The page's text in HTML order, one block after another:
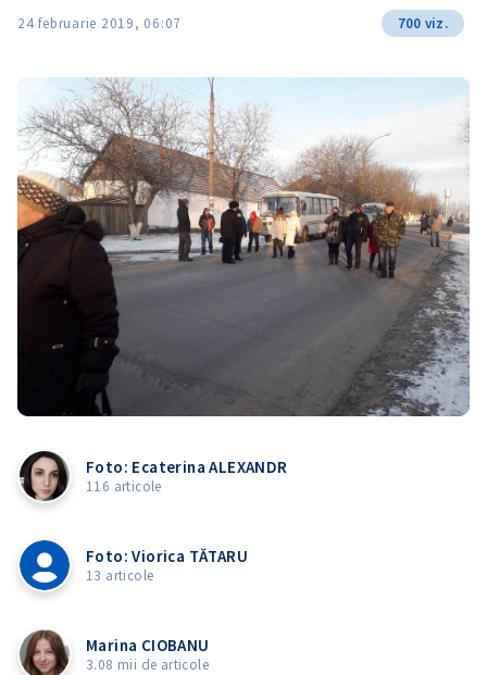
24 februarie 2019, 06:07 700 viz.
Foto: Ecaterina ALEXANDR
116 articole
Foto: Viorica TĂTARU
13 articole
Marina CIOBANU
3.08 mii de articole